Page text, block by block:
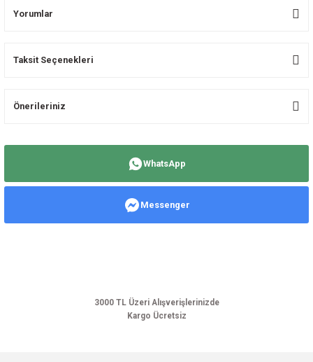
Yorumlar
Taksit Seçenekleri
Önerileriniz
Ürün resmi kalitesiz, bozuk veya görüntülenemiyor.
WhatsApp
Messenger
3000 TL Üzeri Alışverişlerinizde
Kargo Ücretsiz